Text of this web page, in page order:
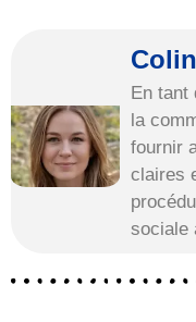
En
la
fournir
claires
sociale